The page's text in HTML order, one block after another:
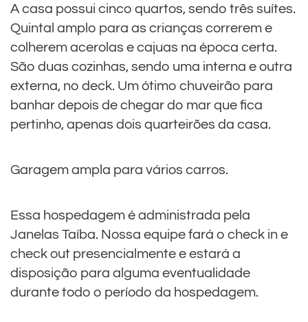
A casa possui cinco quartos, sendo três suítes.
Quintal amplo para as crianças correrem e
colherem acerolas e cajuas na época certa.
São duas cozinhas, sendo uma interna e outra
externa, no deck. Um ótimo chuveirão para
banhar depois de chegar do mar que fica
pertinho, apenas dois quarteirões da casa.
Garagem ampla para vários carros.
Essa hospedagem é administrada pela
Janelas Taíba. Nossa equipe fará o check in e
check out presencialmente e estará a
disposição para alguma eventualidade
durante todo o período da hospedagem.